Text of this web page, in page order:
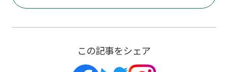
この記事をシェア